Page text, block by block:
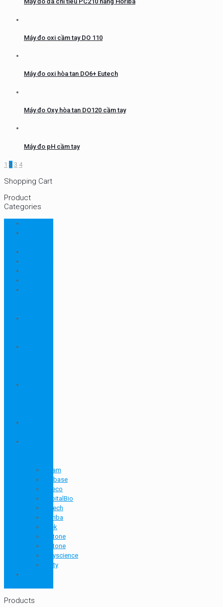
Máy đo oxi cầm tay DO 110
Máy đo oxi hòa tan DO6+ Eutech
Máy đo Oxy hòa tan DO120 cầm tay
Máy đo pH cầm tay
1 2 3 4
Shopping Cart
Product
Categories
Adam
Biobase
Boeco
CapitalBio
Eutech
Horiba
Htek
Metone
Metone
Polyscience
Unity
Products